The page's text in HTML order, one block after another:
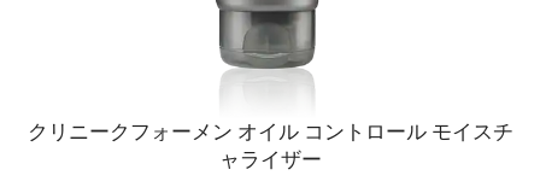
クリニークフォーメン オイル コントロール モイスチ
ャライザー